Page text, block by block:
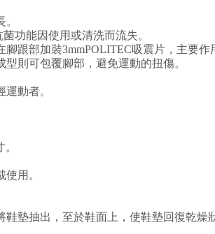
功能因使用或清洗而流失。
跟部加裝3mmPOLITEC吸震片，主要作
則可包覆腳部，避免運動的扭傷。
動者。
用。
墊抽出，至於鞋面上，使鞋墊回復乾燥